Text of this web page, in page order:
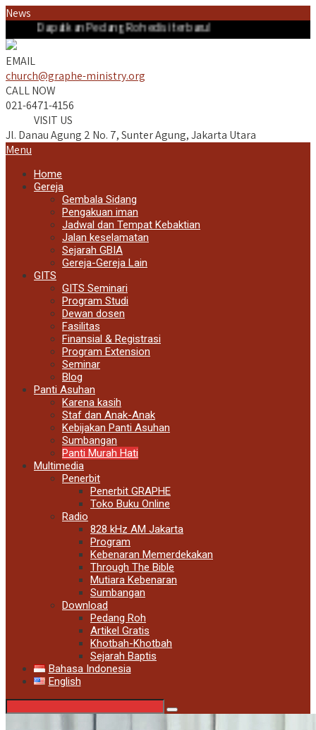
News
Dapatkan Pedang Roh edisi terbaru!
EMAIL
church@graphe-ministry.org
CALL NOW
021-6471-4156
VISIT US
Jl. Danau Agung 2 No. 7, Sunter Agung, Jakarta Utara
Menu
Home
Gereja
Gembala Sidang
Pengakuan iman
Jadwal dan Tempat Kebaktian
Jalan keselamatan
Sejarah GBIA
Gereja-Gereja Lain
GITS
GITS Seminari
Program Studi
Dewan dosen
Fasilitas
Finansial & Registrasi
Program Extension
Seminar
Blog
Panti Asuhan
Karena kasih
Staf dan Anak-Anak
Kebijakan Panti Asuhan
Sumbangan
Panti Murah Hati
Multimedia
Penerbit
Penerbit GRAPHE
Toko Buku Online
Radio
828 kHz AM Jakarta
Program
Kebenaran Memerdekakan
Through The Bible
Mutiara Kebenaran
Sumbangan
Download
Pedang Roh
Artikel Gratis
Khotbah-Khotbah
Sejarah Baptis
Bahasa Indonesia
English